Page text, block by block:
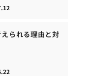
られる理由と対